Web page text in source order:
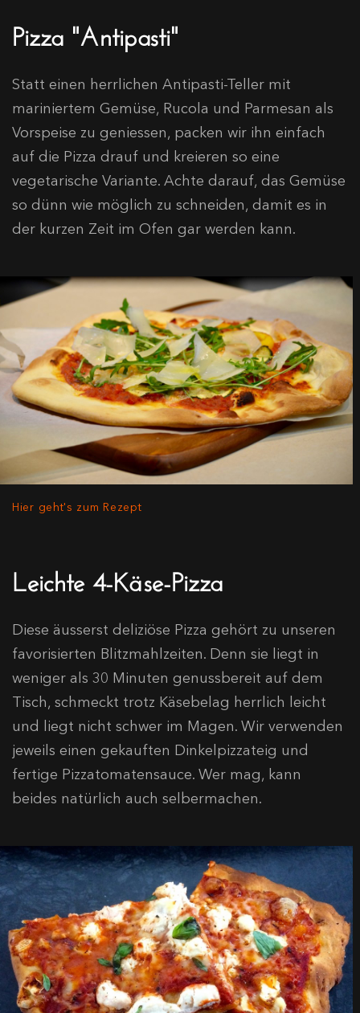
Pizza "Antipasti"
Statt einen herrlichen Antipasti-Teller mit
mariniertem Gemüse, Rucola und Parmesan als
Vorspeise zu geniessen, packen wir ihn einfach
auf die Pizza drauf und kreieren so eine
vegetarische Variante. Achte darauf, das Gemüse
so dünn wie möglich zu schneiden, damit es in
der kurzen Zeit im Ofen gar werden kann.
Hier geht's zum Rezept
Leichte 4-Käse-Pizza
Diese äusserst deliziöse Pizza gehört zu unseren
favorisierten Blitzmahlzeiten. Denn sie liegt in
weniger als 30 Minuten genussbereit auf dem
Tisch, schmeckt trotz Käsebelag herrlich leicht
und liegt nicht schwer im Magen. Wir verwenden
jeweils einen gekauften Dinkelpizzateig und
fertige Pizzatomatensauce. Wer mag, kann
beides natürlich auch selbermachen.